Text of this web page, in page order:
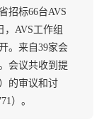
招标66台AVS
，AVS工作组
。来自39家会
会议共收到提
的审议和讨
）。